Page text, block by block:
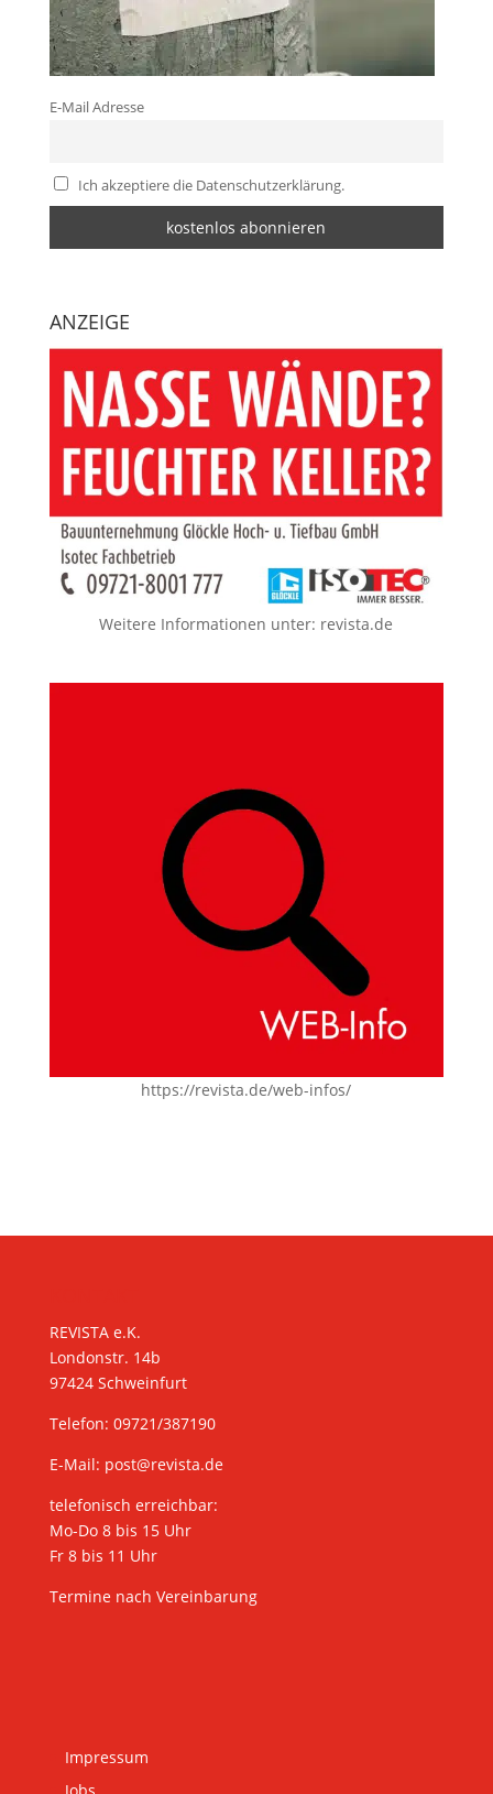
E-Mail Adresse
Ich akzeptiere die Datenschutzerklärung.
ANZEIGE
Weitere Informationen unter: revista.de
https://revista.de/web-infos/
REVISTA e.K.
Londonstr. 14b
97424 Schweinfurt
Telefon: 09721/387190
E-Mail: post@revista.de
telefonisch erreichbar:
Mo-Do 8 bis 15 Uhr
Fr 8 bis 11 Uhr
Termine nach Vereinbarung
Impressum